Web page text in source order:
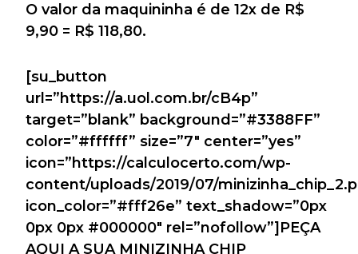
O valor da maquininha é de 12x de R$
9,90 = R$ 118,80.
[su_button
url=”https://a.uol.com.br/cB4p”
target=”blank” background=”#3388FF”
color=”#ffffff” size=”7″ center=”yes”
icon=”https://calculocerto.com/wp-
content/uploads/2019/07/
icon_color=”#fff26e” text_shadow=”0px
0px 0px #000000″ rel=”nofollow”]PEÇA
AQUI A SUA MINIZINHA CHIP